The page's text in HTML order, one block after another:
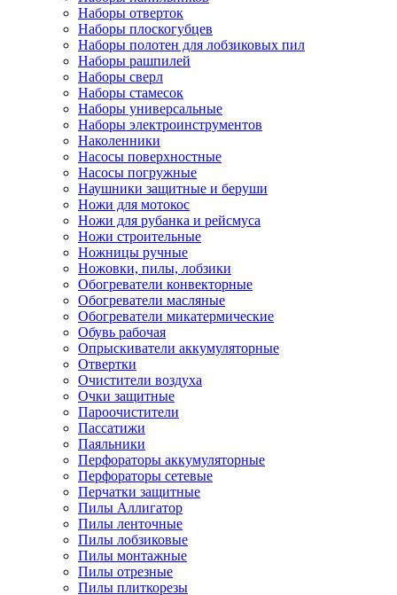
Наборы отверток
Наборы плоскогубцев
Наборы полотен для лобзиковых пил
Наборы рашпилей
Наборы сверл
Наборы стамесок
Наборы универсальные
Наборы электроинструментов
Наколенники
Насосы поверхностные
Насосы погружные
Наушники защитные и беруши
Ножи для мотокос
Ножи для рубанка и рейсмуса
Ножи строительные
Ножницы ручные
Ножовки, пилы, лобзики
Обогреватели конвекторные
Обогреватели масляные
Обогреватели микатермические
Обувь рабочая
Опрыскиватели аккумуляторные
Отвертки
Очистители воздуха
Очки защитные
Пароочистители
Пассатижи
Паяльники
Перфораторы аккумуляторные
Перфораторы сетевые
Перчатки защитные
Пилы Аллигатор
Пилы ленточные
Пилы лобзиковые
Пилы монтажные
Пилы отрезные
Пилы плиткорезы